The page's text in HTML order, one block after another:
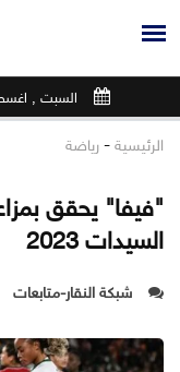
السبت , اغسطس 8
الرئيسية - رياضة
"فيفا" يحقق
السيدات 2023
شبكة النقار-متابعات